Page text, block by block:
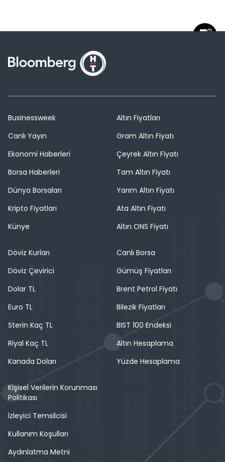
Businessweek
Canlı Yayın
Ekonomi Haberleri
Borsa Haberleri
Dünya Borsaları
Kripto Fiyatları
Künye
Altın Fiyatları
Gram Altın Fiyatı
Çeyrek Altın Fiyatı
Tam Altın Fiyatı
Yarım Altın Fiyatı
Ata Altın Fiyatı
Altın ONS Fiyatı
Döviz Kurları
Döviz Çevirici
Dolar TL
Euro TL
Sterin Kaç TL
Riyal Kaç TL
Kanada Doları
Canlı Borsa
Gümüş Fiyatları
Brent Petrol Fiyatı
Bilezik Fiyatları
BIST 100 Endeksi
Altın Hesaplama
Yüzde Hesaplama
Kişisel Verilerin Korunması
Politikası
İzleyici Temsilcisi
Kullanım Koşulları
Aydınlatma Metni